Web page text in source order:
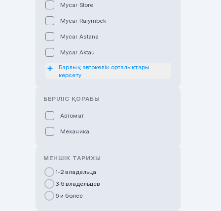
Mycar Store
Mycar Raiymbek
Mycar Astana
Mycar Aktau
Mycar Uralsk
Haval & Tank Pavlodar
Bavaria Almaty
Mycar Shymkent
Changan Auto Nurly Zhol
Барлық автокөлік орталықтары
көрсету
БЕРІЛІС ҚОРАБЫ
Автомат
Механика
МЕНШІК ТАРИХЫ
1-2 владельца
3-5 владельцев
6 и более